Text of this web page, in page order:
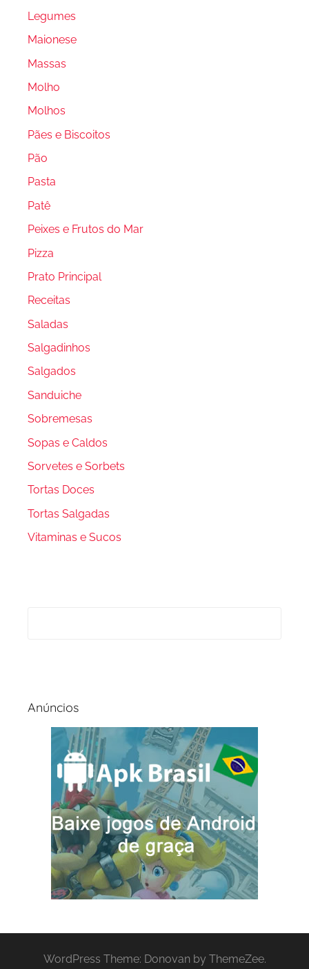
Legumes
Maionese
Massas
Molho
Molhos
Pães e Biscoitos
Pão
Pasta
Patê
Peixes e Frutos do Mar
Pizza
Prato Principal
Receitas
Saladas
Salgadinhos
Salgados
Sanduiche
Sobremesas
Sopas e Caldos
Sorvetes e Sorbets
Tortas Doces
Tortas Salgadas
Vitaminas e Sucos
Anúncios
WordPress Theme: Donovan by ThemeZee.